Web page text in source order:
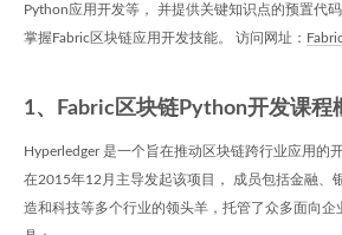
Python应用开发等， 并提供关键知识点的预置代
掌握Fabric区块链应用开发技能。 访问网址：
1、Fabric区块链Python开发课程
Hyperledger 是一个旨在推动区块链跨行业应用的
在2015年12月主导发起该项目， 成员包括金融、
造和科技等多个行业的领头羊，托管了众多面向企